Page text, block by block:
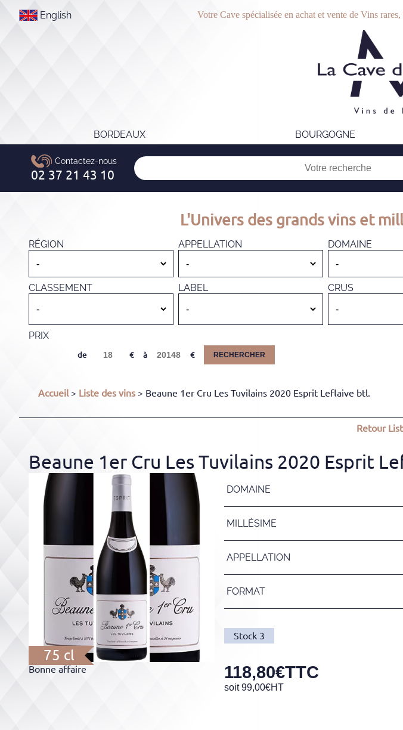
English Votre Cave spécialisée en achat et vente de Vins
BORDEAUX BOURGOGNE
L'Univers des grands vins et
RÉGION APPELLATION DOMAINE
CLASSEMENT LABEL CRUS
PRIX
de à RECHERCHER
Accueil> Liste des vins > Beaune 1er Cru Les Tuvilains 2020 Esprit Leflaive btl.
Retour
Beaune 1er Cru Les Tuvilains 2020 Esprit
Bonne affaire
75 cl
DOMAINE
MILLÉSIME
APPELLATION
FORMAT
Stock 3
118,80€TTC
soit 99,00€HT